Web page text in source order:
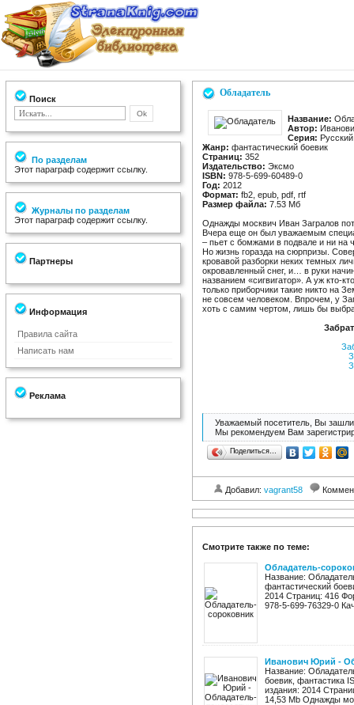
Поиск
По разделам
Этот параграф содержит ссылку.
Журналы по разделам
Этот параграф содержит ссылку.
Партнеры
Информация
Правила сайта
Написать нам
Реклама
Обладатель
Название:
Автор:
Серия:
Жанр: фантастический боевик
Страниц: 352
Издательство: Эксмо
ISBN: 978-5-699-60489-0
Год: 2012
Формат: fb2, epub, pdf, rtf
Размер файла: 7.53 Мб
Однажды москвич Иван Загралов
Вчера еще он был уважаемым
– пьет с бомжами в подвале и ни на
Но жизнь горазда на сюрпризы.
кровавой разборки неких темных
окровавленный снег, и… в руки
названием «сигвигатор». А уж кто-
только приборчики такие никто на
не совсем человеком. Впрочем, у
хоть с самим чертом, лишь бы
Уважаемый посетитель, Вы зашли
Мы рекомендуем Вам
Поделиться…
Добавил: vagrant58
Смотрите также по теме:
Обладатель-
Название:
фантастический
2014 Страниц: 416
978-5-699-76329-0
Иванович Юрий -
Название:
боевик, фантастика
издания: 2014
14,53 Mb Однажды